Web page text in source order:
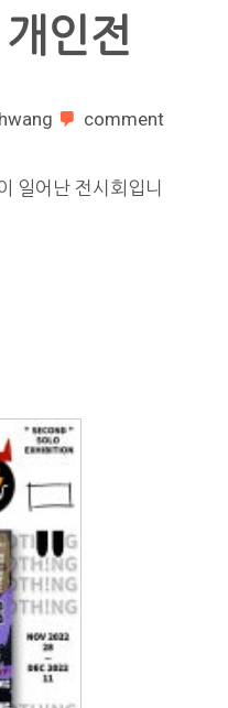
인전
comment
일어난 전시회입니